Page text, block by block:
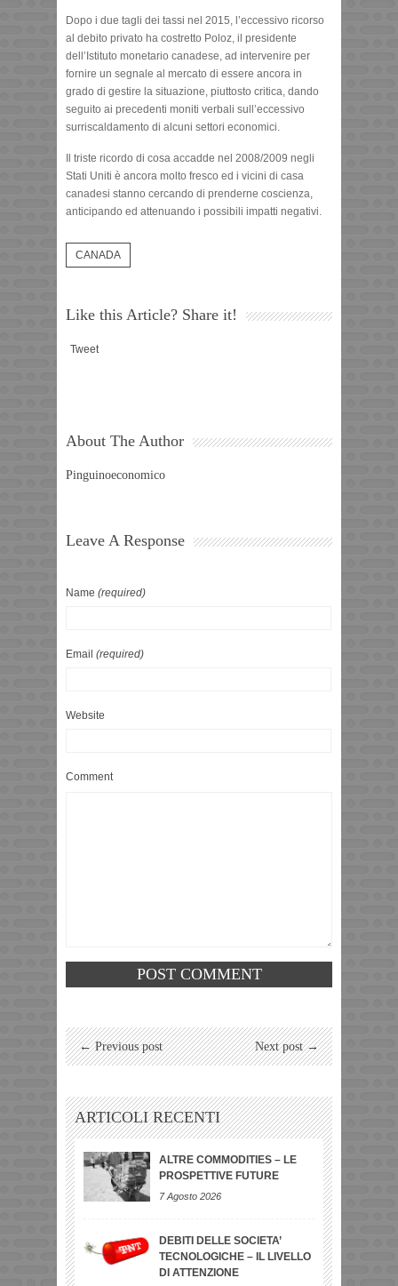
Dopo i due tagli dei tassi nel 2015, l’eccessivo ricorso
al debito privato ha costretto Poloz, il presidente
dell’Istituto monetario canadese, ad intervenire per
fornire un segnale al mercato di essere ancora in
grado di gestire la situazione, piuttosto critica, dando
seguito ai precedenti moniti verbali sull’eccessivo
surriscaldamento di alcuni settori economici.
Il triste ricordo di cosa accadde nel 2008/2009 negli
Stati Uniti è ancora molto fresco ed i vicini di casa
canadesi stanno cercando di prenderne coscienza,
anticipando ed attenuando i possibili impatti negativi.
CANADA
Like this Article? Share it!
Tweet
About The Author
Pinguinoeconomico
Leave A Response
Name (required)
Email (required)
Website
Comment
← Previous post Next post →
ARTICOLI RECENTI
ALTRE COMMODITIES – LE
PROSPETTIVE FUTURE
7 Agosto 2026
DEBITI DELLE SOCIETA’
TECNOLOGICHE – IL LIVELLO
DI ATTENZIONE